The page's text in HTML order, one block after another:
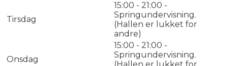
Tirsdag
15:00 - 21:00 -
Springundervisning.
(Hallen er lukket for
andre)
Onsdag
15:00 - 21:00 -
Springundervisning.